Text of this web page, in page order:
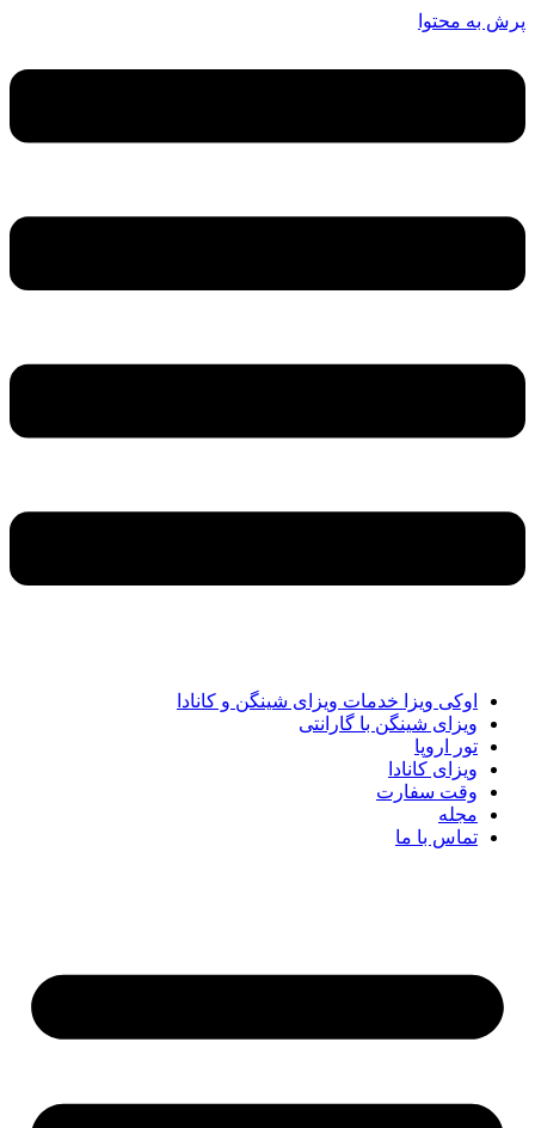
پرش به محتوا
اوکی ویزا خدمات ویزای شینگن و کانادا
ویزای شینگن با گارانتی
تور اروپا
ویزای کانادا
وقت سفارت
مجله
تماس با ما